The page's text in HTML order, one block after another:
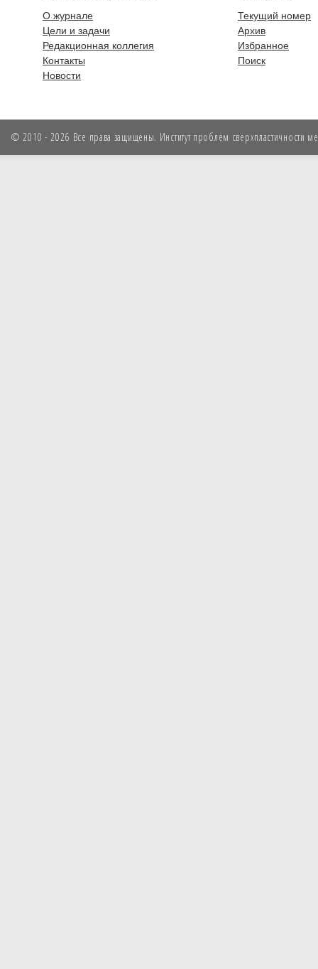
О журнале
Цели и задачи
Редакционная коллегия
Контакты
Новости
Текущий номер
Архив
Избранное
Поиск
© 2010 - 2026 Все права защищены. Институт проблем сверхпластичности